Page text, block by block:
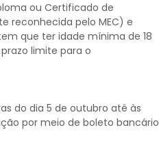
ou Certificado de
reconhecida pelo MEC) e
que ter idade mínima de 18
limite para o
do dia 5 de outubro até às
por meio de boleto bancário